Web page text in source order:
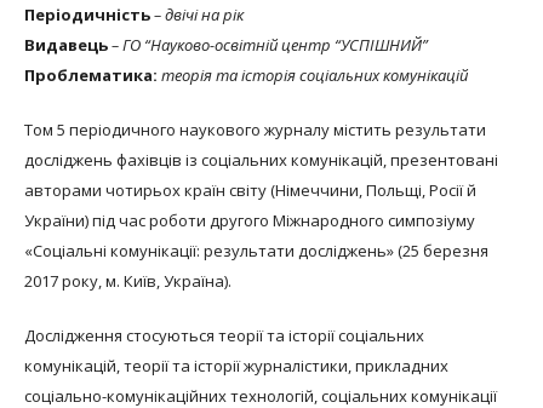
Періодичність– двічі на рік
Видавець– ГО “Науково-освітній центр “УСПІШНИЙ”
Проблематика: теорія та історія соціальних комунікацій
Том 5 періодичного наукового журналу містить результати
досліджень фахівців із соціальних комунікацій, презентовані
авторами чотирьох країн світу (Німеччини, Польщі, Росії й
України) під час роботи другого Міжнародного симпозіуму
«Соціальні комунікації: результати досліджень» (25 березня
2017 року, м. Київ, Україна).
Дослідження стосуються теорії та історії соціальних
комунікацій, теорії та історії журналістики, прикладних
соціально-комунікаційних технологій, соціальних комунікації